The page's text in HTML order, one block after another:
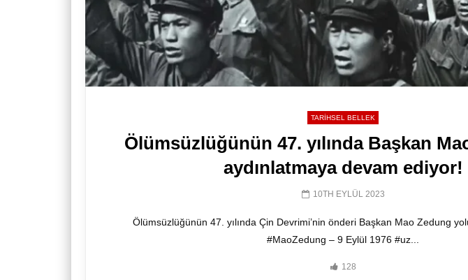
TARIHSEL BELLEK
Ölümsüzlüğünün 47. yılında Başkan
aydınlatmaya devam ediyor!
10TH EYLÜL 2023
Ölümsüzlüğünün 47. yılında Çin Devrimi’nin önderi Başkan Mao Zedung
#MaoZedung – 9 Eylül 1976 #uz...
128